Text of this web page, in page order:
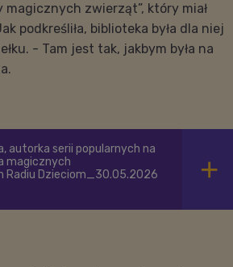
magicznych zwierząt”, który miał
podkreśliła, biblioteka była dla niej
- Tam jest tak, jakbym była na
autorka serii popularnych na
magicznych
Radiu Dzieciom_30.05.2026